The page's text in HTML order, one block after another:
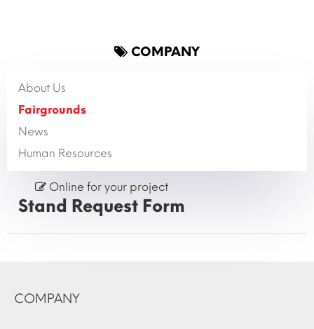
COMPANY
About Us
Fairgrounds
News
Human Resources
Online for your project
Stand Request Form
COMPANY